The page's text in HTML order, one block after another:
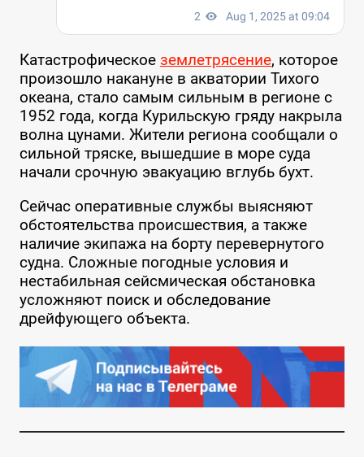
Катастрофическое землетрясение, которое
произошло накануне в акватории Тихого
океана, стало самым сильным в регионе с
1952 года, когда Курильскую гряду накрыла
волна цунами. Жители региона сообщали о
сильной тряске, вышедшие в море суда
начали срочную эвакуацию вглубь бухт.
Сейчас оперативные службы выясняют
обстоятельства происшествия, а также
наличие экипажа на борту перевернутого
судна. Сложные погодные условия и
нестабильная сейсмическая обстановка
усложняют поиск и обследование
дрейфующего объекта.